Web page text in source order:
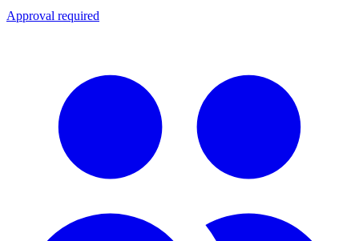
Approval required